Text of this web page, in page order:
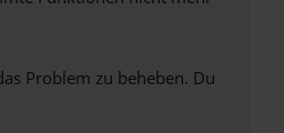
Problem zu beheben. Du